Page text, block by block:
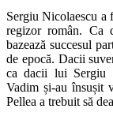
Sergiu Nicolaescu a
regizor român. Ca
bazează succesul
de epocă. Dacii
ca dacii lui Sergiu
Vadim și-au însușit
Pellea a trebuit să